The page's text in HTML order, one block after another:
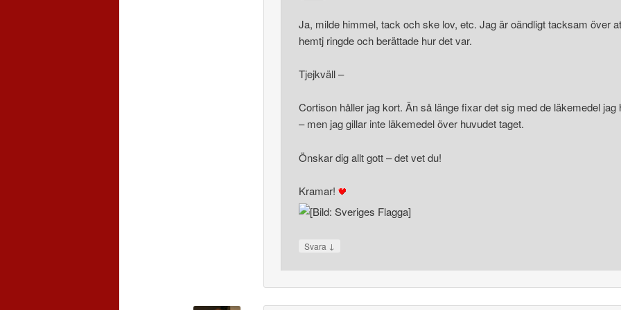
Ja, milde himmel, tack och ske lov, etc. Jag är oändligt tacksam över
hemtj ringde och berättade hur det var.
Tjejkväll –
Cortison håller jag kort. Än så länge fixar det sig med de läkemedel jag
– men jag gillar inte läkemedel över huvudet taget.
Önskar dig allt gott – det vet du!
Kramar!
Svara ↓